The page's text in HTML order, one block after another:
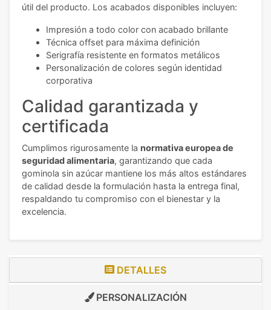
útil del producto. Los acabados disponibles incluyen:
Impresión a todo color con acabado brillante
Técnica offset para máxima definición
Serigrafía resistente en formatos metálicos
Personalización de colores según identidad
corporativa
Calidad garantizada y
certificada
Cumplimos rigurosamente la normativa europea de
seguridad alimentaria, garantizando que cada
gominola sin azúcar mantiene los más altos estándares
de calidad desde la formulación hasta la entrega final,
respaldando tu compromiso con el bienestar y la
excelencia.
DETALLES
PERSONALIZACIÓN